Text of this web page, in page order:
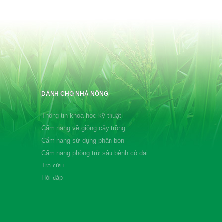
DÀNH CHO NHÀ NÔNG
Thông tin khoa học kỹ thuật
Cẩm nang về giống cây trồng
Cẩm nang sử dụng phân bón
Cẩm nang phòng trừ sâu bệnh cỏ dại
Tra cứu
Hỏi đáp